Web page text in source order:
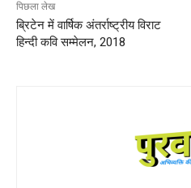
पिछला लेख
ब्रिटेन में वार्षिक अंतर्राष्ट्रीय विराट
हिन्दी कवि सम्मेलन, 2018